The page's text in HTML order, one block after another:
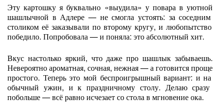
Эту картошку я буквально «выудила» уповарав уютной
шашлычной в Адлере — несмогла устоять: засоседним
столиком её заказывали по второму кругу, и любопытство
победило. Попробовала— и поняла: этоабсолютный хит.
Вкус настолькояркий, чтодаже про шашлык забываешь.
Невероятноароматная, сочная, нежная— аготовитсяпроще
простого. Теперьэто мой беспроигрышный вариант: и на
обычный ужин, и к праздничному столу. Делаюсразу
побольше— всёравноисчезаетсостолав мгновениеока.